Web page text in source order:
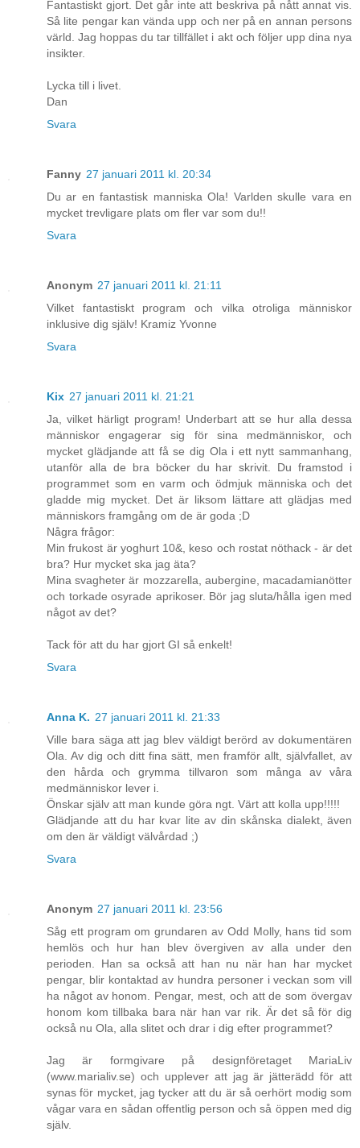
Fantastiskt gjort. Det går inte att beskriva på nått annat vis.
Så lite pengar kan vända upp och ner på en annan persons
värld. Jag hoppas du tar tillfället i akt och följer upp dina nya
insikter.
Lycka till i livet.
Dan
Svara
Fanny 27 januari 2011 kl. 20:34
Du ar en fantastisk manniska Ola! Varlden skulle vara en
mycket trevligare plats om fler var som du!!
Svara
Anonym 27 januari 2011 kl. 21:11
Vilket fantastiskt program och vilka otroliga människor
inklusive dig själv! Kramiz Yvonne
Svara
Kix 27 januari 2011 kl. 21:21
Ja, vilket härligt program! Underbart att se hur alla dessa
människor engagerar sig för sina medmänniskor, och
mycket glädjande att få se dig Ola i ett nytt sammanhang,
utanför alla de bra böcker du har skrivit. Du framstod i
programmet som en varm och ödmjuk människa och det
gladde mig mycket. Det är liksom lättare att glädjas med
människors framgång om de är goda ;D
Några frågor:
Min frukost är yoghurt 10&, keso och rostat nöthack - är det
bra? Hur mycket ska jag äta?
Mina svagheter är mozzarella, aubergine, macadamianötter
och torkade osyrade aprikoser. Bör jag sluta/hålla igen med
något av det?
Tack för att du har gjort GI så enkelt!
Svara
Anna K. 27 januari 2011 kl. 21:33
Ville bara säga att jag blev väldigt berörd av dokumentären
Ola. Av dig och ditt fina sätt, men framför allt, självfallet, av
den hårda och grymma tillvaron som många av våra
medmänniskor lever i.
Önskar själv att man kunde göra ngt. Värt att kolla upp!!!!!
Glädjande att du har kvar lite av din skånska dialekt, även
om den är väldigt välvårdad ;)
Svara
Anonym 27 januari 2011 kl. 23:56
Såg ett program om grundaren av Odd Molly, hans tid som
hemlös och hur han blev övergiven av alla under den
perioden. Han sa också att han nu när han har mycket
pengar, blir kontaktad av hundra personer i veckan som vill
ha något av honom. Pengar, mest, och att de som övergav
honom kom tillbaka bara när han var rik. Är det så för dig
också nu Ola, alla slitet och drar i dig efter programmet?
Jag är formgivare på designföretaget MariaLiv
(www.marialiv.se) och upplever att jag är jätterädd för att
synas för mycket, jag tycker att du är så oerhört modig som
vågar vara en sådan offentlig person och så öppen med dig
själv.